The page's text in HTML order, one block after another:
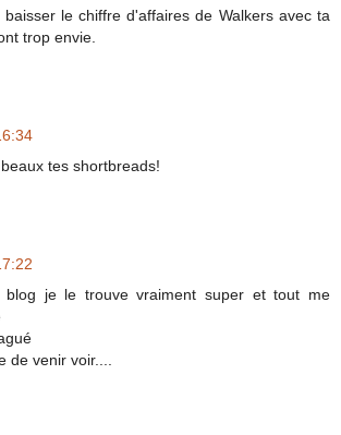
le chiffre d'affaires de Walkers avec ta
trop envie.
tes shortbreads!
je le trouve vraiment super et tout me
de venir voir....